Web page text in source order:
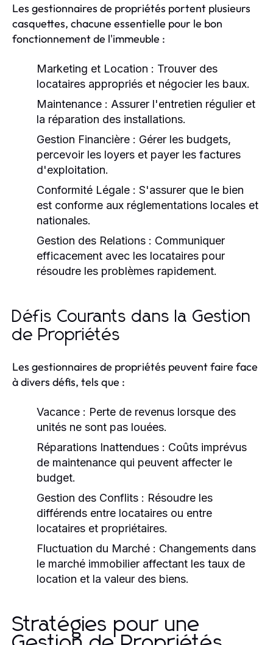
Les gestionnaires de propriétés portent plusieurs
casquettes, chacune essentielle pour le bon
fonctionnement de l'immeuble :
Marketing et Location : Trouver des
locataires appropriés et négocier les baux.
Maintenance : Assurer l'entretien régulier et
la réparation des installations.
Gestion Financière : Gérer les budgets,
percevoir les loyers et payer les factures
d'exploitation.
Conformité Légale : S'assurer que le bien
est conforme aux réglementations locales et
nationales.
Gestion des Relations : Communiquer
efficacement avec les locataires pour
résoudre les problèmes rapidement.
Défis Courants dans la Gestion
de Propriétés
Les gestionnaires de propriétés peuvent faire face
à divers défis, tels que :
Vacance : Perte de revenus lorsque des
unités ne sont pas louées.
Réparations Inattendues : Coûts imprévus
de maintenance qui peuvent affecter le
budget.
Gestion des Conflits : Résoudre les
différends entre locataires ou entre
locataires et propriétaires.
Fluctuation du Marché : Changements dans
le marché immobilier affectant les taux de
location et la valeur des biens.
Stratégies pour une